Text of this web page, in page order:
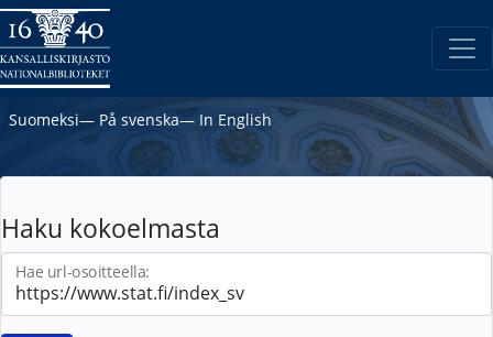
Suomeksi― På svenska― In English
Haku kokoelmasta
Hae url-osoitteella: